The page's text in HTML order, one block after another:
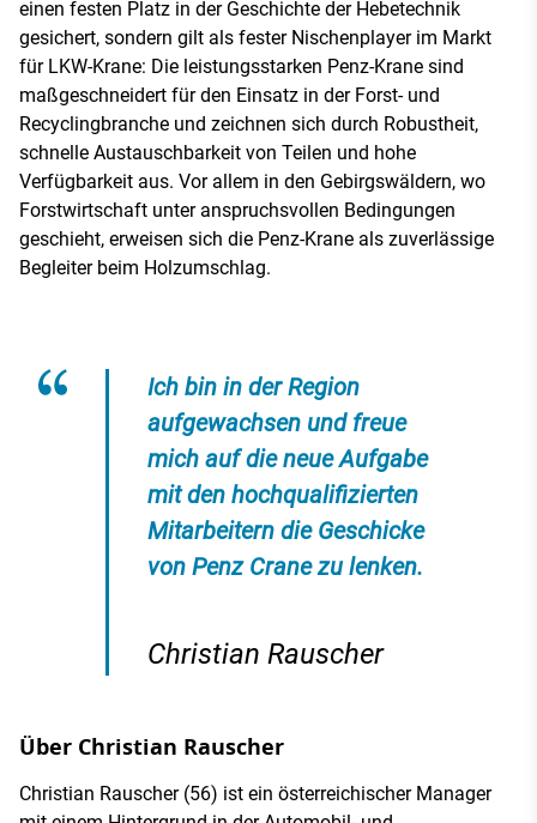
einen festen Platz in der Geschichte der Hebetechnik
gesichert, sondern gilt als fester Nischenplayer im Markt
für LKW-Krane: Die leistungsstarken Penz-Krane sind
maßgeschneidert für den Einsatz in der Forst- und
Recyclingbranche und zeichnen sich durch Robustheit,
schnelle Austauschbarkeit von Teilen und hohe
Verfügbarkeit aus. Vor allem in den Gebirgswäldern, wo
Forstwirtschaft unter anspruchsvollen Bedingungen
geschieht, erweisen sich die Penz-Krane als zuverlässige
Begleiter beim Holzumschlag.
Ich bin in der Region
aufgewachsen und freue
mich auf die neue Aufgabe
mit den hochqualifizierten
Mitarbeitern die Geschicke
von Penz Crane zu lenken.
Christian Rauscher
Über Christian Rauscher
Christian Rauscher (56) ist ein österreichischer Manager